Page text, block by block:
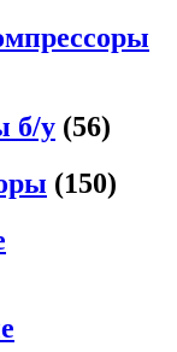
б/у (56)
(150)